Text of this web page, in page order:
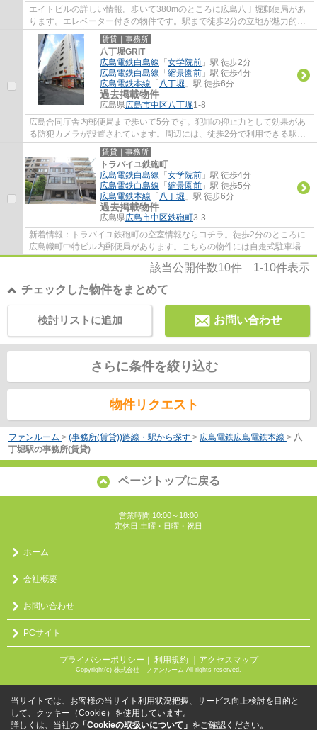
エイトビルの詳しい情報。歩いて380mのところに広島八丁堀郵便局があ
ります。エレベーター付きの物件です。駅まで徒歩2分の立地が魅力的
な、利便性の高い物件です。
賃貸｜事務所
八丁堀GRIT
広島電鉄白島線 「 女学院前 」駅 徒歩2分
広島電鉄白島線 「 縮景園前 」駅 徒歩4分
広島電鉄本線 「 八丁堀 」駅 徒歩6分
過去掲載物件
広島県広島市中区八丁堀1-8
広島合同庁舎内郵便局まで歩いて5分です。犯罪の抑止力として効果があ
る防犯カメラが設置されています。周辺には、徒歩2分で利用できる駅が
あります。暑さも、寒さもしのげるエアコン...
賃貸｜事務所
トラバイユ鉄砲町
広島電鉄白島線 「 女学院前 」駅 徒歩4分
広島電鉄白島線 「 縮景園前 」駅 徒歩5分
広島電鉄本線 「 八丁堀 」駅 徒歩6分
過去掲載物件
広島県広島市中区鉄砲町3-3
新着情報：トラバイユ鉄砲町の空室情報ならコチラ。徒歩2分のところに
広島幟町中特ビル内郵便局があります。こちらの物件には自走式駐車場が
あります。新しく開業したい方にオススメ、...
該当公開件数10件 1-10件表示
チェックした物件をまとめて
お問い合わせ
検討リストに追加
さらに条件を絞り込む
物件リクエスト
ファンルーム > (事務所(賃貸))路線・駅から探す > 広島電鉄広島電鉄本線 > 八
丁堀駅の事務所(賃貸)
ページトップに戻る
営業時間:10:00～18:00
定休日:土曜・日曜・祝日
ホーム
会社概要
お問い合わせ
PCサイト
プライバシーポリシー ｜ 利用規約 ｜アクセスマップ
Copyright(c) 株式会社 ファンルーム All rights reserved.
当サイトでは、お客様の当サイト利用状況把握、サービス向上検討を目的と
して、クッキー（Cookie）を使用しています。
詳しくは、当社の 「Cookieの取扱いについて」 をご確認ください。